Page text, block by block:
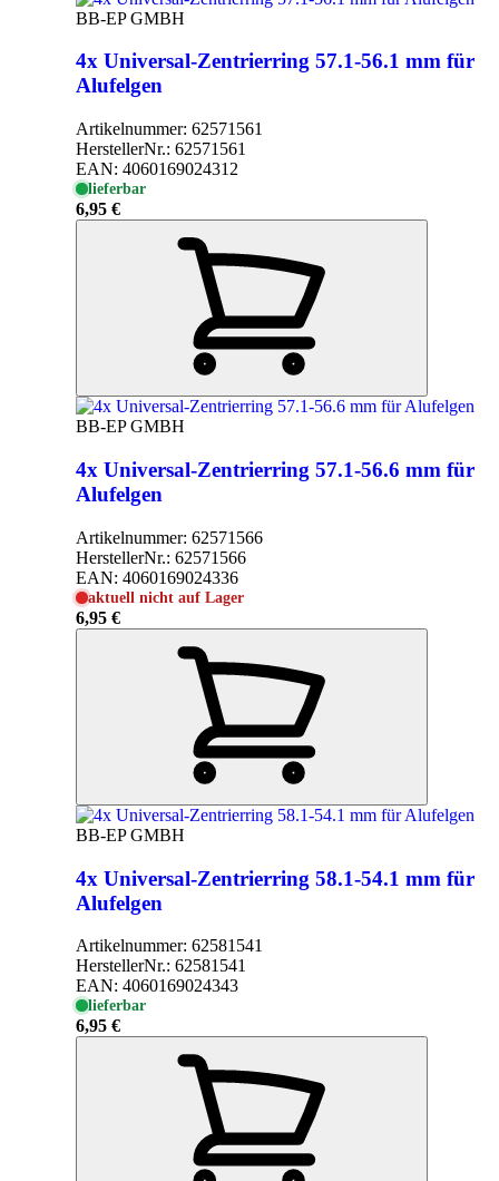
BB-EP GMBH
4x Universal-Zentrierring 57.1-56.1 mm für
Alufelgen
Artikelnummer: 62571561
HerstellerNr.: 62571561
EAN: 4060169024312
lieferbar
6,95 €
BB-EP GMBH
4x Universal-Zentrierring 57.1-56.6 mm für
Alufelgen
Artikelnummer: 62571566
HerstellerNr.: 62571566
EAN: 4060169024336
aktuell nicht auf Lager
6,95 €
BB-EP GMBH
4x Universal-Zentrierring 58.1-54.1 mm für
Alufelgen
Artikelnummer: 62581541
HerstellerNr.: 62581541
EAN: 4060169024343
lieferbar
6,95 €